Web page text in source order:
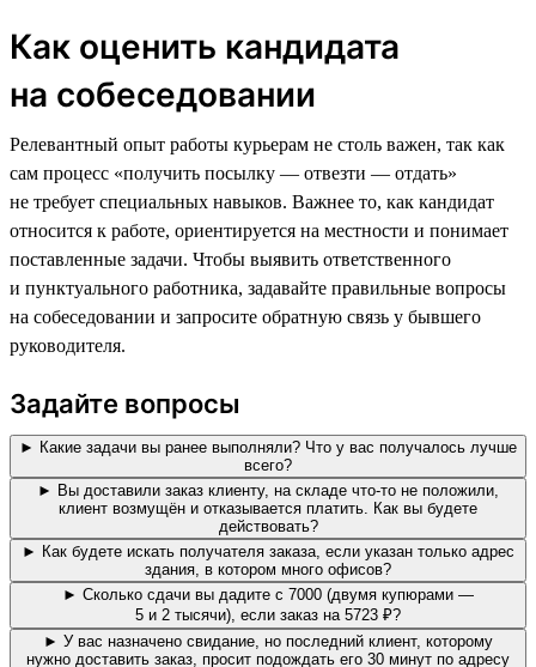
Как оценить кандидата
на собеседовании
Релевантный опыт работы курьерам не столь важен, так как
сам процесс «получить посылку — отвезти — отдать»
не требует специальных навыков. Важнее то, как кандидат
относится к работе, ориентируется на местности и понимает
поставленные задачи. Чтобы выявить ответственного
и пунктуального работника, задавайте правильные вопросы
на собеседовании и запросите обратную связь у бывшего
руководителя.
Задайте вопросы
► Какие задачи вы ранее выполняли? Что у вас получалось лучше
всего?
► Вы доставили заказ клиенту, на складе что-то не положили,
клиент возмущён и отказывается платить. Как вы будете
действовать?
► Как будете искать получателя заказа, если указан только адрес
здания, в котором много офисов?
► Сколько сдачи вы дадите с 7000 (двумя купюрами —
5 и 2 тысячи), если заказ на 5723 ₽?
► У вас назначено свидание, но последний клиент, которому
нужно доставить заказ, просит подождать его 30 минут по адресу